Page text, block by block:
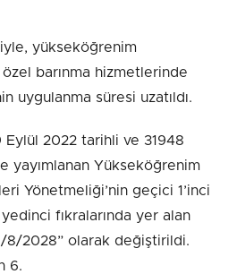
yükseköğrenim
barınma hizmetlerinde
uygulanma süresi uzatıldı.
2022 tarihli ve 31948
yayımlanan Yükseköğrenim
Yönetmeliği’nin geçici 1’inci
fıkralarında yer alan
8/2028” olarak değiştirildi.
6.